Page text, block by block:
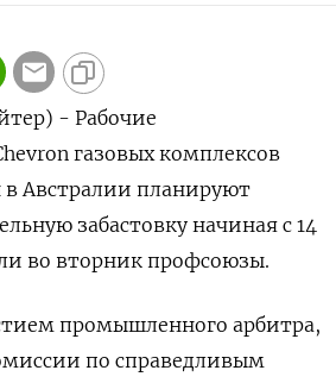
- Рабочие
газовых комплексов
в Австралии планируют
забастовку начиная с 14
во вторник профсоюзы.
промышленного арбитра,
по справедливым